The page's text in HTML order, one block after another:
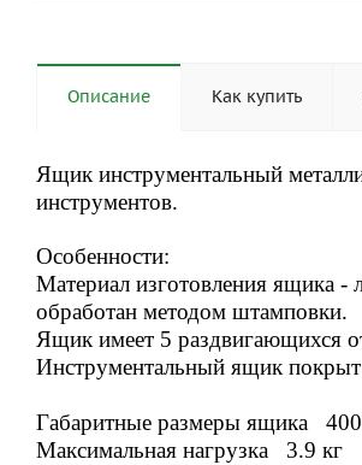
Описание Как купить
Ящик инструментальный
инструментов.
Особенности:
Материал изготовления ящика -
обработан методом штамповки.
Ящик имеет 5 раздвигающихся
Инструментальный ящик
Габаритные размеры ящика
Максимальная нагрузка 3.9 кг